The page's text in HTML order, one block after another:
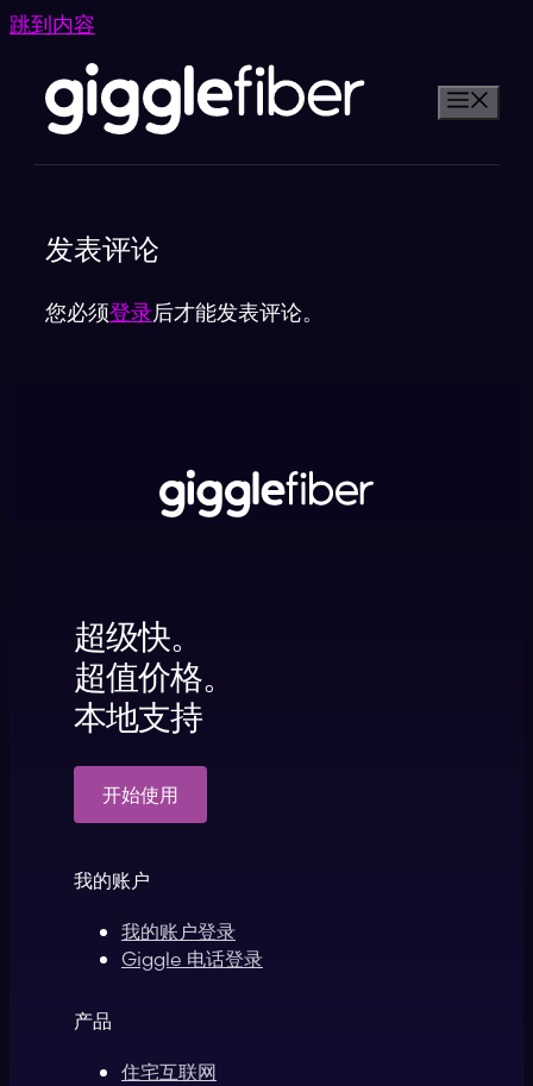
跳到内容
发表评论
您必须登录后才能发表评论。
超级快。
超值价格。
本地支持
开始使用
我的账户
我的账户登录
Giggle 电话登录
产品
住宅互联网